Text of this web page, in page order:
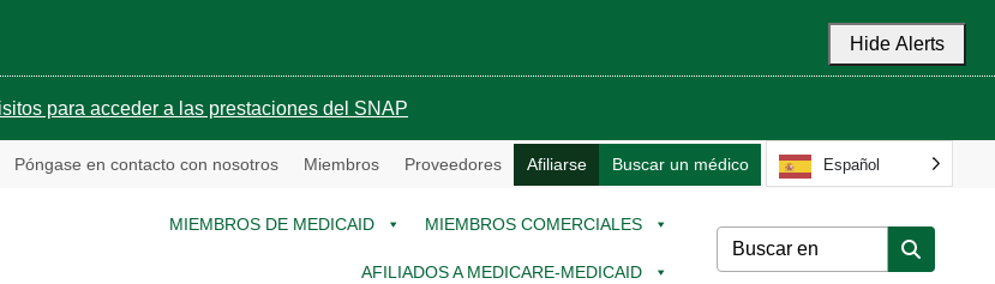
Hide Alerts
para acceder a las prestaciones del SNAP
Póngase en contacto con nosotros Miembros Proveedores Afiliarse Buscar un médico Español
MIEMBROS DE MEDICAID MIEMBROS COMERCIALES
AFILIADOS A MEDICARE-MEDICAID